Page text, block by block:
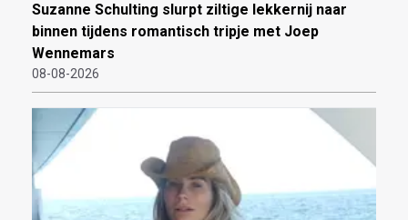
Suzanne Schulting slurpt ziltige lekkernij naar
binnen tijdens romantisch tripje met Joep
Wennemars
08-08-2026